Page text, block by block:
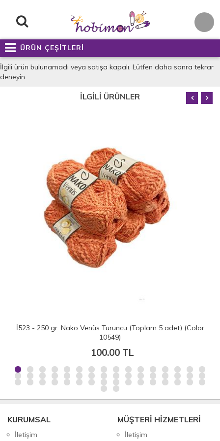
ÜRÜN ÇEŞİTLERİ
İlgili ürün bulunamadı veya satışa kapalı. Lütfen daha sonra tekrar
deneyin.
İLGİLİ ÜRÜNLER
İ523 - 250 gr. Nako Venüs Turuncu (Toplam 5 adet) (Color
10549)
100.00 TL
KURUMSAL
İletişim
MÜŞTERİ HİZMETLERİ
İletişim